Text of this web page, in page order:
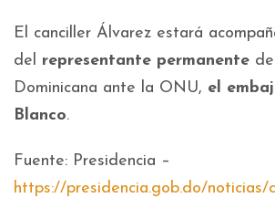
El canciller Álvarez estará
del representante permanente
Dominicana ante la ONU, el
Blanco.
Fuente: Presidencia –
https://presidencia.gob.do/noticias/